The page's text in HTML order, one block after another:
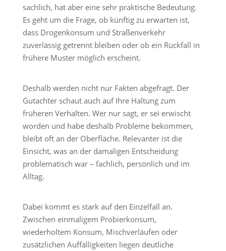
sachlich, hat aber eine sehr praktische Bedeutung.
Es geht um die Frage, ob künftig zu erwarten ist,
dass Drogenkonsum und Straßenverkehr
zuverlässig getrennt bleiben oder ob ein Rückfall in
frühere Muster möglich erscheint.
Deshalb werden nicht nur Fakten abgefragt. Der
Gutachter schaut auch auf Ihre Haltung zum
früheren Verhalten. Wer nur sagt, er sei erwischt
worden und habe deshalb Probleme bekommen,
bleibt oft an der Oberfläche. Relevanter ist die
Einsicht, was an der damaligen Entscheidung
problematisch war – fachlich, persönlich und im
Alltag.
Dabei kommt es stark auf den Einzelfall an.
Zwischen einmaligem Probierkonsum,
wiederholtem Konsum, Mischverläufen oder
zusätzlichen Auffälligkeiten liegen deutliche